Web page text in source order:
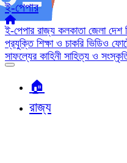
ই-পেপার
ই-পেপার রাজ্য কলকাতা জেলা দেশ
প্রযুক্তি শিক্ষা ও চাকরি ভিডিও
সাফল্যের কাহিনী সাহিত্য ও
🏠︎
রাজ্য